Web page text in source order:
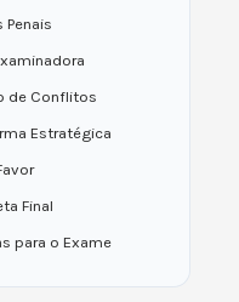
Penais
de Conflitos
Estratégica
Final
para o Exame